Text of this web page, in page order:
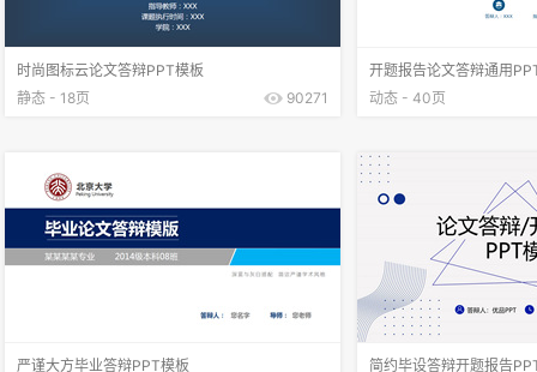
时尚图标云论文答辩PPT模板
静态 - 18页
90271
开题报告论文答辩通用
动态 - 40页
严谨大方毕业答辩PPT模板
简约毕设答辩开题报告